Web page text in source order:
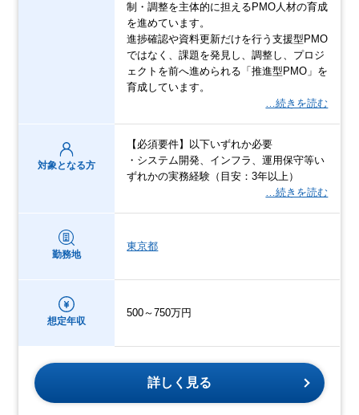
制・調整を主体的に担えるPMO人材の育成
を進めています。
進捗確認や資料更新だけを行う支援型PMO
ではなく、課題を発見し、調整し、プロジ
ェクトを前へ進められる「推進型PMO」を
育成しています。
…続きを読む
対象となる方
【必須要件】以下いずれか必要
・システム開発、インフラ、運用保守等い
ずれかの実務経験（目安：3年以上）
…続きを読む
勤務地
東京都
想定年収
500～750万円
詳しく見る